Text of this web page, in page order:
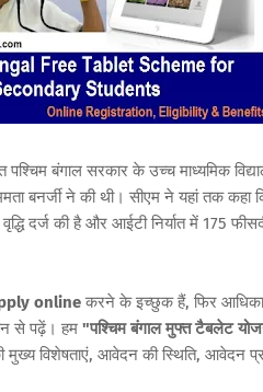
पश्चिम बंगाल सरकार के उच्च माध्यमिक
बनर्जी ने की थी। सीएम ने यहां तक ​​कहा
दर्ज की है और आईटी निर्यात में 175
online करने के इच्छुक हैं, फिर
से पढ़ें। हम "पश्चिम बंगाल मुफ्त टैबलेट
मुख्य विशेषताएं, आवेदन की स्थिति, आवेदन